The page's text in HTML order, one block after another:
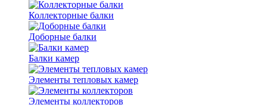
Коллекторные балки
Доборные балки
Балки камер
Элементы тепловых камер
Элементы коллекторов